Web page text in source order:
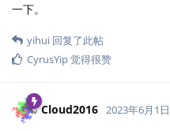
一下。
yihui 回复了此帖
CyrusYip觉得很赞
Cloud2016 2023年6月1日